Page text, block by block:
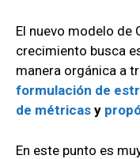
El nuevo modelo de
crecimiento busca
manera orgánica a
formulación de
de métricas y
En este punto es